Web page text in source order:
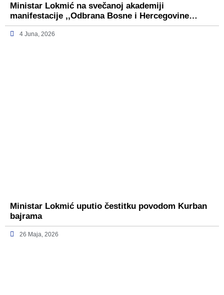
Ministar Lokmić na svečanoj akademiji
manifestacije ,,Odbrana Bosne i Hercegovine…
4 Juna, 2026
Ministar Lokmić uputio čestitku povodom Kurban
bajrama
26 Maja, 2026